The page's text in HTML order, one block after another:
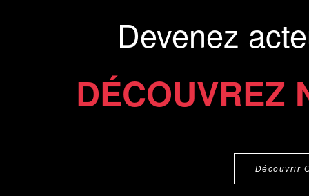
Devenez
DÉCOUVREZ
Découvrir